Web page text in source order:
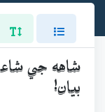
شاهه جي
بيان!